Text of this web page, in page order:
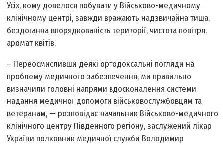
Усіх, кому довелося побувати у Військово-медичному
клінічному центрі, завжди вражають надзвичайна тиша,
бездоганна впорядкованість території, чистота повітря,
аромат квітів.
– Переосмисливши деякі ортодоксальні погляди на
проблему медичного забезпечення, ми правильно
визначили головні напрями вдосконалення системи
надання медичної допомоги військовослужбовцям та
ветеранам, — розповідає начальник Військово-медичного
клінічного центру Південного регіону, заслужений лікар
України полковник медичної служби Володимир